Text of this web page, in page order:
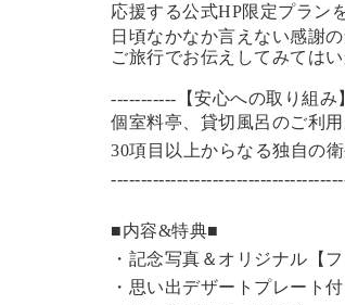
応援する公式HP限定プラン
日頃なかなか言えない感謝
ご旅行でお伝えしてみては
-----------【安心への取り組み
個室料亭、貸切風呂のご利
30項目以上からなる独自の
■内容&特典■
・記念写真＆オリジナル【
・思い出デザートプレート付